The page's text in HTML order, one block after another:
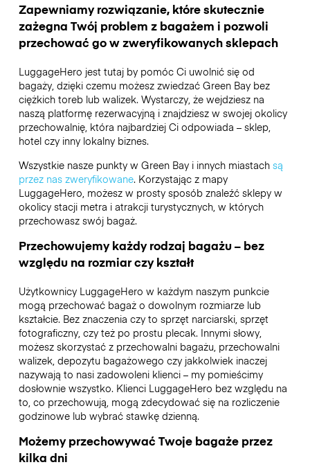
Zapewniamy rozwiązanie, które skutecznie
zażegna Twój problem z bagażem i pozwoli
przechować go w zweryfikowanych sklepach
LuggageHero jest tutaj by pomóc Ci uwolnić się od
bagaży, dzięki czemu możesz zwiedzać Green Bay bez
ciężkich toreb lub walizek. Wystarczy, że wejdziesz na
naszą platformę rezerwacyjną i znajdziesz w swojej okolicy
przechowalnię, która najbardziej Ci odpowiada – sklep,
hotel czy inny lokalny biznes.
Wszystkie nasze punkty w Green Bay i innych miastach są
przez nas zweryfikowane. Korzystając z mapy
LuggageHero, możesz w prosty sposób znaleźć sklepy w
okolicy stacji metra i atrakcji turystycznych, w których
przechowasz swój bagaż.
Przechowujemy każdy rodzaj bagażu – bez
względu na rozmiar czy kształt
Użytkownicy LuggageHero w każdym naszym punkcie
mogą przechować bagaż o dowolnym rozmiarze lub
kształcie. Bez znaczenia czy to sprzęt narciarski, sprzęt
fotograficzny, czy też po prostu plecak. Innymi słowy,
możesz skorzystać z przechowalni bagażu, przechowalni
walizek, depozytu bagażowego czy jakkolwiek inaczej
nazywają to nasi zadowoleni klienci – my pomieścimy
dosłownie wszystko. Klienci LuggageHero bez względu na
to, co przechowują, mogą zdecydować się na rozliczenie
godzinowe lub wybrać stawkę dzienną.
Możemy przechowywać Twoje bagaże przez
kilka dni